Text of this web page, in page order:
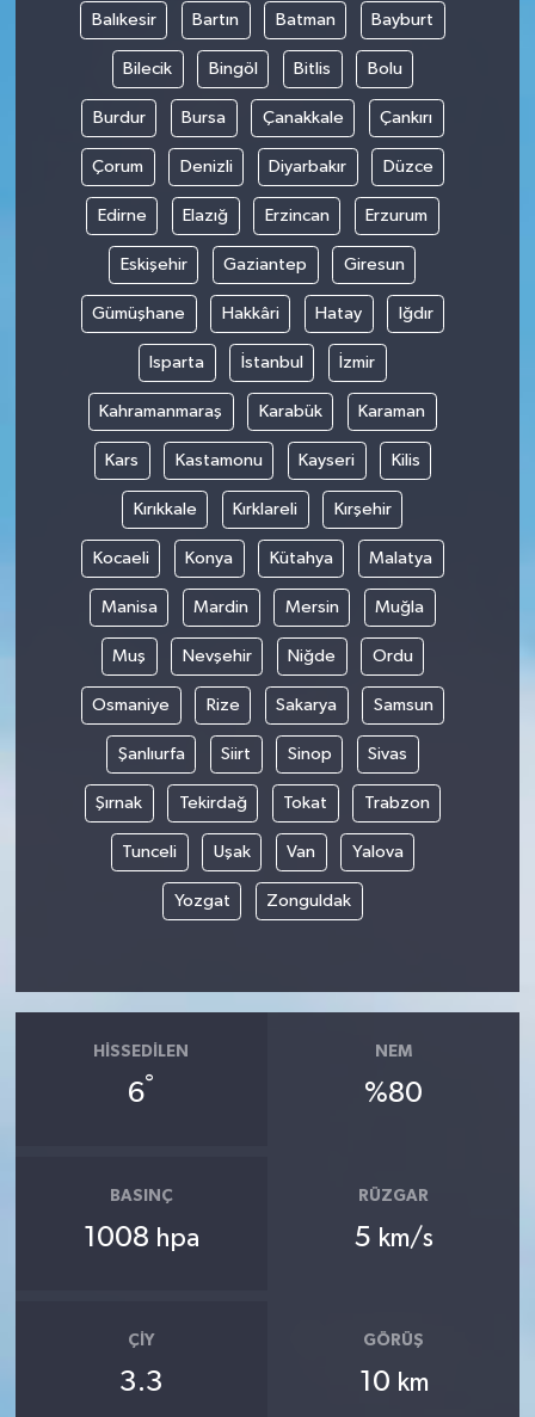
Balıkesir Bartın Batman Bayburt
Bilecik Bingöl Bitlis Bolu
Burdur Bursa Çanakkale Çankırı
Çorum Denizli Diyarbakır Düzce
Edirne Elazığ Erzincan Erzurum
Eskişehir Gaziantep Giresun
Gümüşhane Hakkâri Hatay Iğdır
Isparta İstanbul İzmir
Kahramanmaraş Karabük Karaman
Kars Kastamonu Kayseri Kilis
Kırıkkale Kırklareli Kırşehir
Kocaeli Konya Kütahya Malatya
Manisa Mardin Mersin Muğla
Muş Nevşehir Niğde Ordu
Osmaniye Rize Sakarya Samsun
Şanlıurfa Siirt Sinop Sivas
Şırnak Tekirdağ Tokat Trabzon
Tunceli Uşak Van Yalova
Yozgat Zonguldak
HISSEDILEN
6°
NEM
%80
BASINÇ
1008 hpa
RÜZGAR
5 km/s
ÇIY
3.3
GÖRÜŞ
10 km